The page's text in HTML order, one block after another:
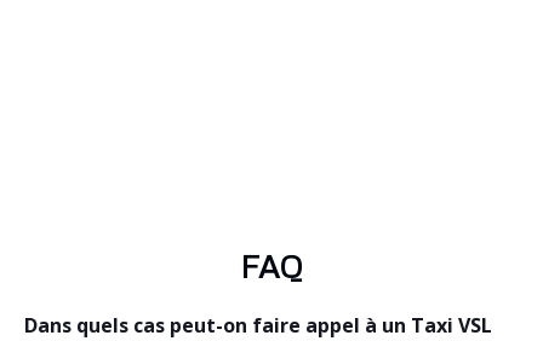
FAQ
Dans quels cas peut-on faire appel à un Taxi VSL